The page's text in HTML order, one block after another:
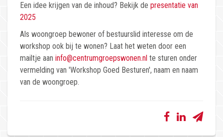
Een idee krijgen van de inhoud? Bekijk de presentatie van
2025
Als woongroep bewoner of bestuurslid interesse om de
workshop ook bij te wonen? Laat het weten door een
mailtje aan info@centrumgroepswonen.nl te sturen onder
vermelding van 'Workshop Goed Besturen', naam en naam
van de woongroep.